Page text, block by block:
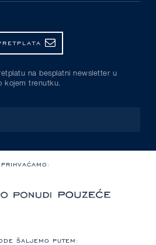
na besplatni newsletter u
kojem trenutku.
PRIHVAĆAMO:
ŠALJEMO PUTEM: